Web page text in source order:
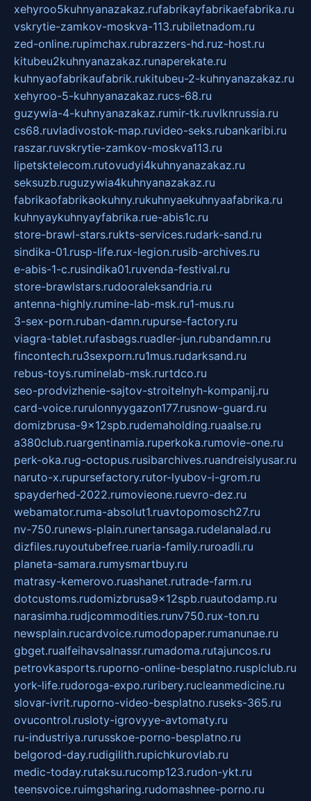
xehyroo5kuhnyanazakaz.rufabrikayfabrikaefabrika.ru
vskrytie-zamkov-moskva-113.rubiletnadom.ru
zed-online.rupimchax.rubrazzers-hd.ruz-host.ru
kitubeu2kuhnyanazakaz.runaperekate.ru
kuhnyaofabrikaufabrik.rukitubeu-2-kuhnyanazakaz.ru
xehyroo-5-kuhnyanazakaz.rucs-68.ru
guzywia-4-kuhnyanazakaz.rumir-tk.ruvlknrussia.ru
cs68.ruvladivostok-map.ruvideo-seks.rubankaribi.ru
raszar.ruvskrytie-zamkov-moskva113.ru
lipetsktelecom.rutovudyi4kuhnyanazakaz.ru
seksuzb.ruguzywia4kuhnyanazakaz.ru
fabrikaofabrikaokuhny.rukuhnyaekuhnyaafabrika.ru
kuhnyaykuhnyayfabrika.rue-abis1c.ru
store-brawl-stars.rukts-services.rudark-sand.ru
sindika-01.rusp-life.rux-legion.rusib-archives.ru
e-abis-1-c.rusindika01.ruvenda-festival.ru
store-brawlstars.rudooraleksandria.ru
antenna-highly.rumine-lab-msk.ru1-mus.ru
3-sex-porn.ruban-damn.rupurse-factory.ru
viagra-tablet.rufasbags.ruadler-jun.rubandamn.ru
fincontech.ru3sexporn.ru1mus.rudarksand.ru
rebus-toys.ruminelab-msk.rurtdco.ru
seo-prodvizhenie-sajtov-stroitelnyh-kompanij.ru
card-voice.rurulonnyygazon177.rusnow-guard.ru
domizbrusa-9x12spb.rudemaholding.ruaalse.ru
a380club.ruargentinamia.ruperkoka.rumovie-one.ru
perk-oka.rug-octopus.rusibarchives.ruandreislyusar.ru
naruto-x.rupursefactory.rutor-lyubov-i-grom.ru
spayderhed-2022.rumovieone.ruevro-dez.ru
webamator.ruma-absolut1.ruavtopomosch27.ru
nv-750.runews-plain.runertansaga.rudelanalad.ru
dizfiles.ruyoutubefree.ruaria-family.ruroadli.ru
planeta-samara.rumysmartbuy.ru
matrasy-kemerovo.ruashanet.rutrade-farm.ru
dotcustoms.rudomizbrusa9x12spb.ruautodamp.ru
narasimha.rudjcommodities.runv750.rux-ton.ru
newsplain.rucardvoice.rumodopaper.rumanunae.ru
gbget.rualfeihavsalnassr.rumadoma.rutajuncos.ru
petrovkasports.ruporno-online-besplatno.rusplclub.ru
york-life.rudoroga-expo.ruribery.rucleanmedicine.ru
slovar-ivrit.ruporno-video-besplatno.ruseks-365.ru
ovucontrol.rusloty-igrovyye-avtomaty.ru
ru-industriya.rurusskoe-porno-besplatno.ru
belgorod-day.rudigilith.rupichkurovlab.ru
medic-today.rutaksu.rucomp123.rudon-ykt.ru
teensvoice.ruimgsharing.rudomashnee-porno.ru